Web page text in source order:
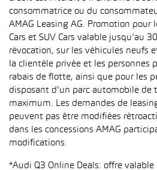
consommatrice ou du
AMAG Leasing AG. Promotion pour
Cars et SUV Cars valable jusqu’au
révocation, sur les véhicules neufs
la clientèle privée et les personnes
rabais de flotte, ainsi que pour les
disposant d’un parc automobile de
maximum. Les demandes de
peuvent pas être modifiées
dans les concessions AMAG
modifications.
*Audi Q3 Online Deals: offre